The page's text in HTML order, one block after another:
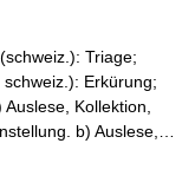
Triage;
Erkürung;
Kollektion,
b) Auslese,…